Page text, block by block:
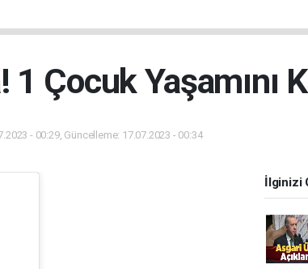
1 Çocuk Yaşamını
- 00:29, Güncelleme: 17.07.2023 - 00:34
İlginizi